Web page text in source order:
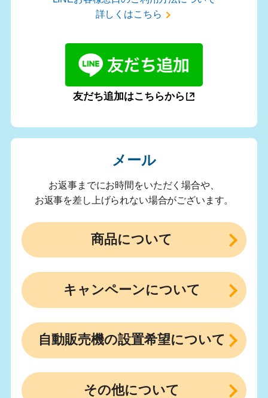
詳しくはこちら
友だち追加はこちらから
メール
お返事までにお時間をいただく場合や、
お返事を差し上げられない場合がございます。
商品について
キャンペーンについて
自動販売機の設置希望について
その他について